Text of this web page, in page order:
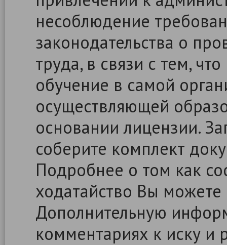
несоблюдение
законодательства о
труда, в связи с тем,
обучение в самой
осуществляющей
основании лицензии.
соберите комплект
Подробнее о том как
ходатайство Вы
Дополнительную
комментариях к иску и